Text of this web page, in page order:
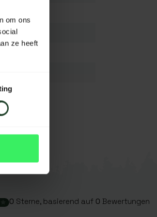
om ons
ze heeft
0 Sterne, basierend auf 0 Bewertungen